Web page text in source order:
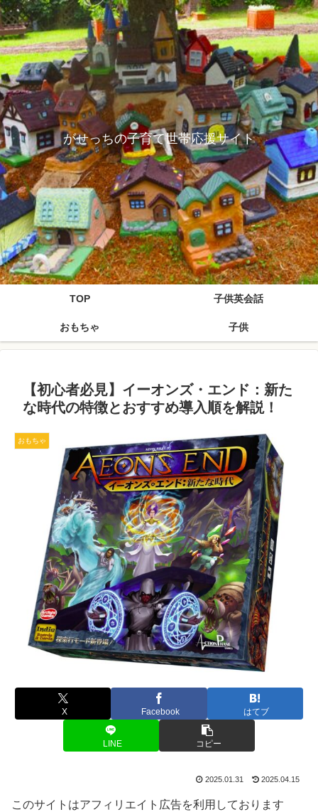
がせっちの子育て世帯応援サイト
TOP 子供英会話
おもちゃ 子供
【初心者必見】イーオンズ・エンド：新た
な時代の特徴とおすすめ導入順を解説！
おもちゃ
X Facebook はてブ
LINE コピー
2025.01.31 2025.04.15
このサイトはアフィリエイト広告を利用しております